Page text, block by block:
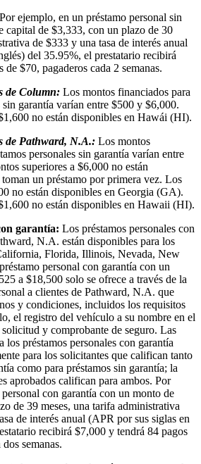
Por ejemplo, en un préstamo personal sin
capital de $3,333, con un plazo de 30
de $333 y una tasa de interés anual
del 35.95%, el prestatario recibirá
$70, pagaderos cada 2 semanas.
de Column: Los montos financiados para
sin garantía varían entre $500 y $6,000.
no están disponibles en Hawái (HI).
de Pathward, N.A.: Los montos
personales sin garantía varían entre
superiores a $6,000 no están
un préstamo por primera vez. Los
no están disponibles en Georgia (GA).
no están disponibles en Hawaii (HI).
garantía: Los préstamos personales con
N.A. están disponibles para los
Florida, Illinois, Nevada, New
personal con garantía con un
a $18,500 solo se ofrece a través de la
a clientes de Pathward, N.A. que
y condiciones, incluidos los requisitos
el registro del vehículo a su nombre en el
solicitud y comprobante de seguro. Las
los préstamos personales con garantía
para los solicitantes que califican tanto
como para préstamos sin garantía; la
aprobados califican para ambos. Por
con garantía con un monto de
de 39 meses, una tarifa administrativa
de interés anual (APR por sus siglas en
recibirá $7,000 y tendrá 84 pagos
semanas.